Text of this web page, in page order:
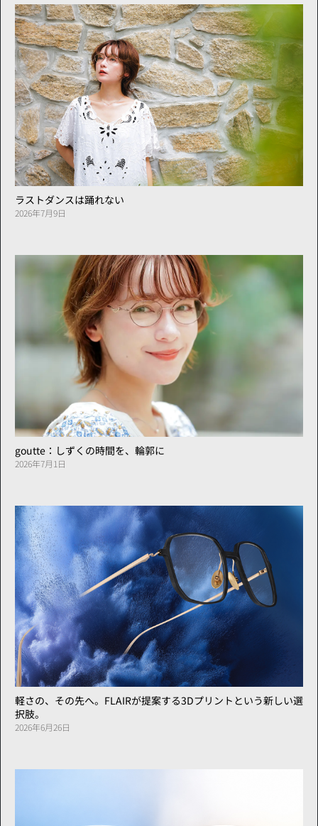
ラストダンスは踊れない
2026年7月9日
goutte：しずくの時間を、輪郭に
2026年7月1日
軽さの、その先へ。FLAIRが提案する3Dプリントという新しい選
択肢。
2026年6月26日